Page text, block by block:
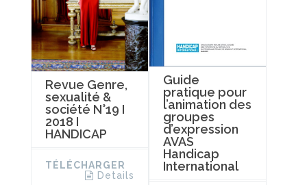
Revue Genre,
sexualité &
société N°19 I
2018 I
HANDICAP
TÉLÉCHARGER
Details
Guide
pratique pour
l’animation des
groupes
d’expression
AVAS
Handicap
International